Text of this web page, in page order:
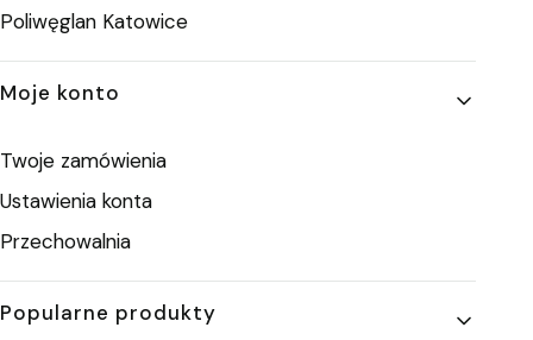
Poliwęglan Katowice
Moje konto
Twoje zamówienia
Ustawienia konta
Przechowalnia
Popularne produkty